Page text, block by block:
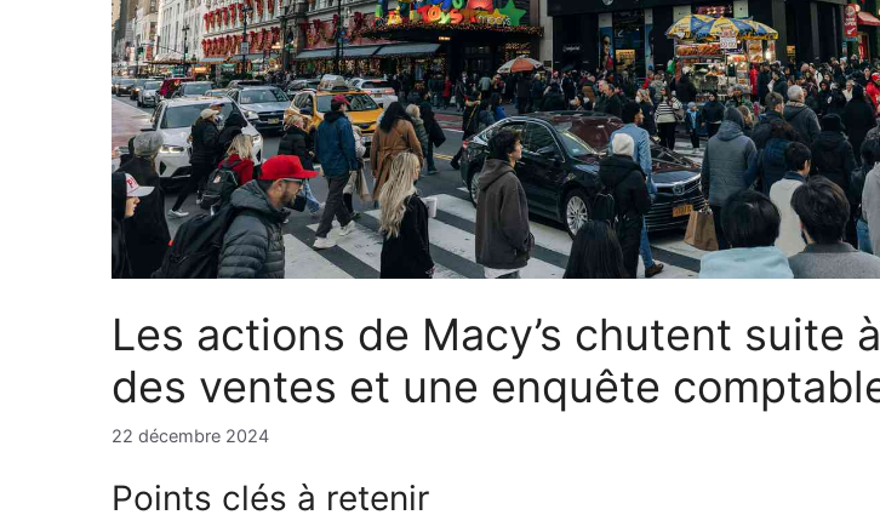
Les actions de Macy’s chutent suite
des ventes et une enquête
22 décembre 2024
Points clés à retenir